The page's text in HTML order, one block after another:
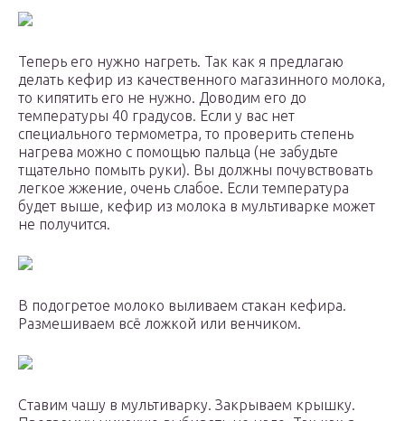
Теперь его нужно нагреть. Так как я предлагаю
делать кефир из качественного магазинного молока,
то кипятить его не нужно. Доводим его до
температуры 40 градусов. Если у вас нет
специального термометра, то проверить степень
нагрева можно с помощью пальца (не забудьте
тщательно помыть руки). Вы должны почувствовать
легкое жжение, очень слабое. Если температура
будет выше, кефир из молока в мультиварке может
не получится.
В подогретое молоко выливаем стакан кефира.
Размешиваем всё ложкой или венчиком.
Ставим чашу в мультиварку. Закрываем крышку.